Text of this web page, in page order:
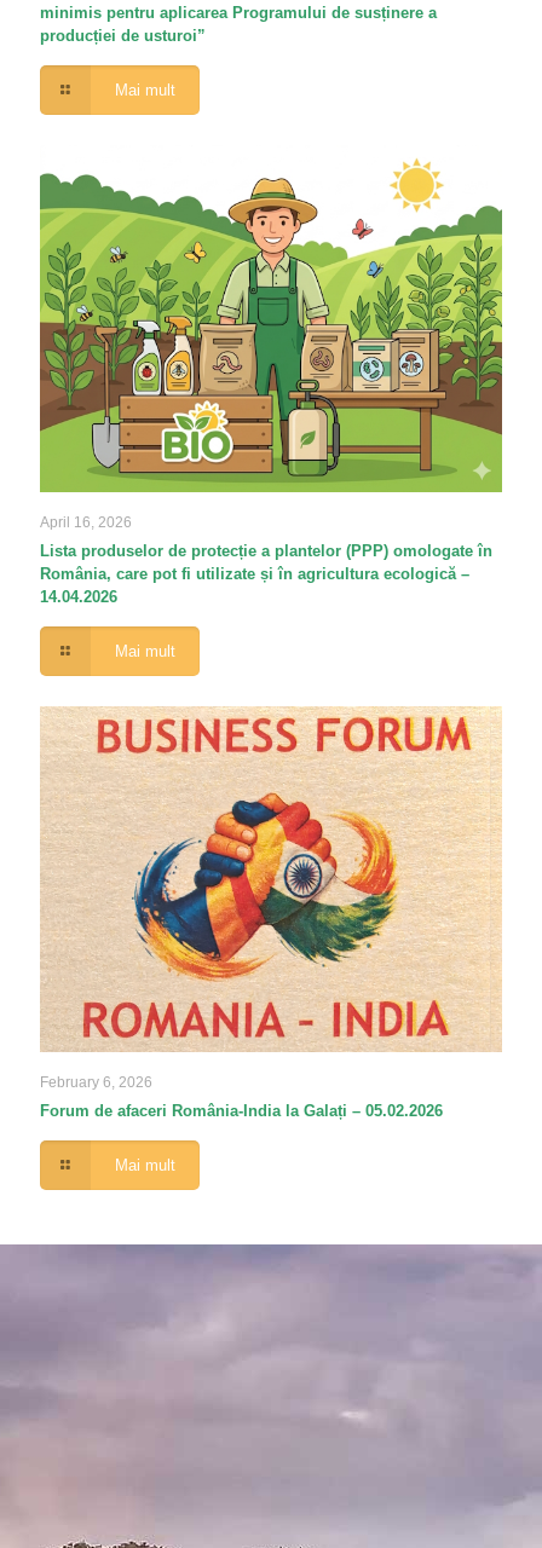
minimis pentru aplicarea Programului de susținere a
producției de usturoi”
Mai mult
April 16, 2026
Lista produselor de protecție a plantelor (PPP) omologate în
România, care pot fi utilizate și în agricultura ecologică –
14.04.2026
Mai mult
February 6, 2026
Forum de afaceri România-India la Galați – 05.02.2026
Mai mult